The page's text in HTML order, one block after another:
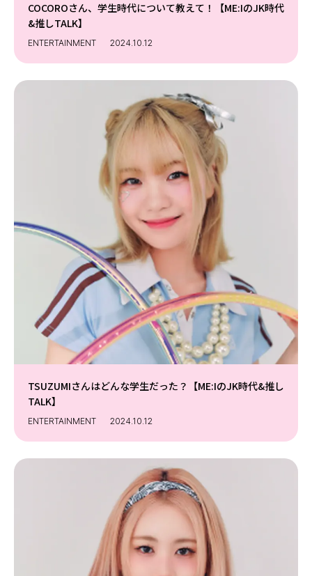
COCOROさん、学生時代について教えて！【ME:IのJK時代
&推しTALK】
ENTERTAINMENT 2024.10.12
TSUZUMIさんはどんな学生だった？【ME:IのJK時代&推し
TALK】
ENTERTAINMENT 2024.10.12